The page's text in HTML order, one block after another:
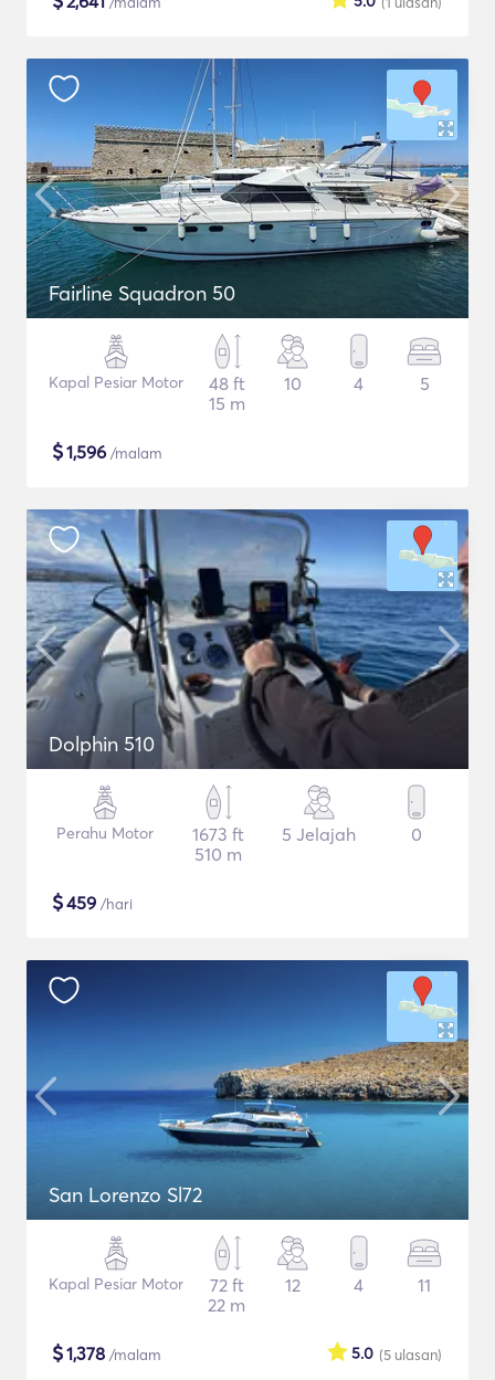
Fairline Squadron 50
Kapal Pesiar Motor
48 ft
15 m
10 4 5
$1,596 /malam
Dolphin 510
Perahu Motor
1673 ft
510 m
5 Jelajah 0
$459 /hari
San Lorenzo Sl72
Kapal Pesiar Motor
72 ft
22 m
12 4 11
$1,378 /malam (5 ulasan)
5.0